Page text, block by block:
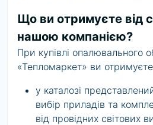
Що ви отримуєте від
нашою компанією?
При купівлі опалювального
«Тепломаркет» ви
у каталозі
вибір приладів та
від провідних світових